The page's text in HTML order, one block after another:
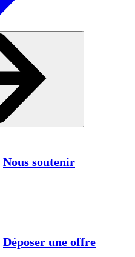
Nous soutenir
Déposer une offre